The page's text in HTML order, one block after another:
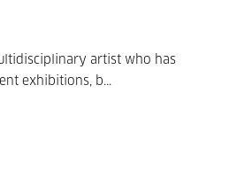
artist who has
exhibitions, b...